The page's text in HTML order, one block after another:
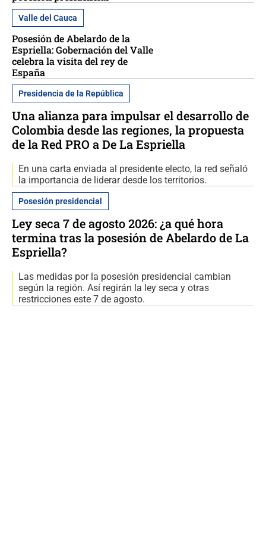
Valle del Cauca
Posesión de Abelardo de la
Espriella: Gobernación del Valle
celebra la visita del rey de
España
Presidencia de la República
Una alianza para impulsar el desarrollo de
Colombia desde las regiones, la propuesta
de la Red PRO a De La Espriella
En una carta enviada al presidente electo, la red señaló
la importancia de liderar desde los territorios.
Posesión presidencial
Ley seca 7 de agosto 2026: ¿a qué hora
termina tras la posesión de Abelardo de La
Espriella?
Las medidas por la posesión presidencial cambian
según la región. Así regirán la ley seca y otras
restricciones este 7 de agosto.